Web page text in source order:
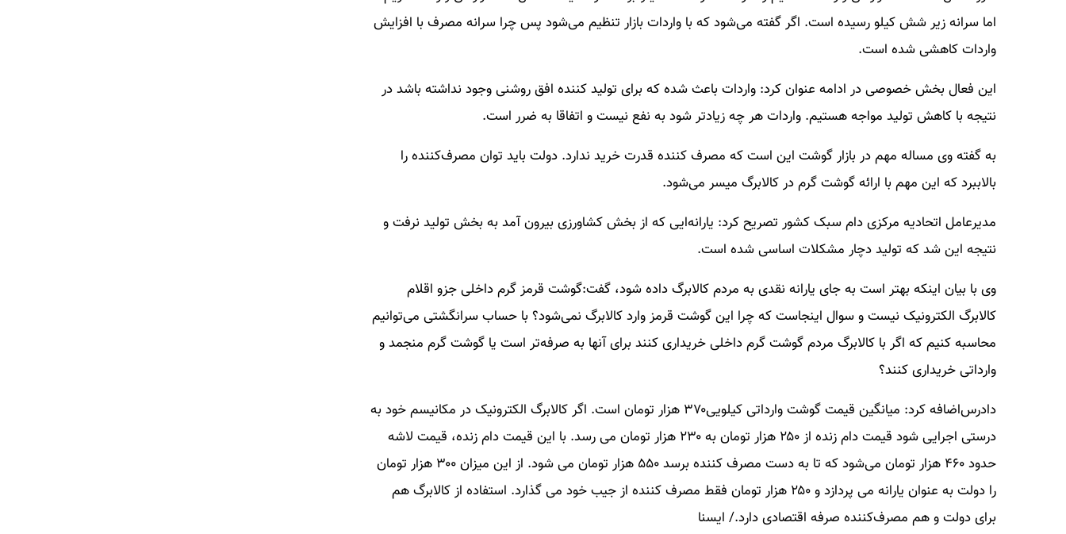
اما سرانه زیر شش کیلو رسیده است. اگر گفته می‌شود که با واردات بازار تنظیم می‌شود پس چرا سرانه مصرف با افزایش
واردات کاهشی شده است.
این فعال بخش خصوصی در ادامه عنوان کرد: واردات باعث شده که برای تولید کننده افق روشنی وجود نداشته باشد در
نتیجه با کاهش تولید مواجه هستیم. واردات هر چه زیادتر شود به نفع نیست و اتفاقا به ضرر است.
به گفته وی مساله مهم در بازار گوشت این است که مصرف کننده قدرت خرید ندارد. دولت باید توان مصرف‌کننده را
بالاببرد که این مهم با ارائه گوشت گرم در کالابرگ میسر می‌شود.
مدیرعامل اتحادیه مرکزی دام سبک کشور تصریح کرد: یارانه‌ایی که از بخش کشاورزی بیرون آمد به بخش تولید نرفت و
نتیجه این شد که تولید دچار مشکلات اساسی شده است.
وی با بیان اینکه بهتر است به جای یارانه نقدی به مردم کالابرگ داده شود، گفت:گوشت قرمز گرم داخلی جزو اقلام
کالابرگ الکترونیک نیست و سوال اینجاست که چرا این گوشت قرمز وارد کالابرگ نمی‌شود؟ با حساب سرانگشتی می‌توانیم
محاسبه کنیم که اگر با کالابرگ مردم گوشت گرم داخلی خریداری کنند برای آنها به صرفه‌تر است یا گوشت گرم منجمد و
وارداتی خریداری کنند؟
دادرس‌اضافه کرد: میانگین قیمت گوشت وارداتی کیلویی۳۷۰ هزار تومان است. اگر کالابرگ الکترونیک در مکانیسم خود به
درستی اجرایی شود قیمت دام زنده از ۲۵۰ هزار تومان به ۲۳۰ هزار تومان می رسد. با این قیمت دام زنده، قیمت لاشه
حدود ۴۶۰ هزار تومان می‌شود که تا به دست مصرف کننده برسد ۵۵۰ هزار تومان می شود. از این میزان ۳۰۰ هزار تومان
را دولت به عنوان یارانه می پردازد و ۲۵۰ هزار تومان فقط مصرف کننده از جیب خود می گذارد. استفاده از کالابرگ هم
برای دولت و هم مصرف‌کننده صرفه اقتصادی دارد./ ایسنا